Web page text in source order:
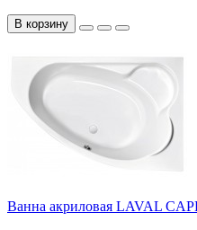
В корзину
Ванна акриловая LAVAL